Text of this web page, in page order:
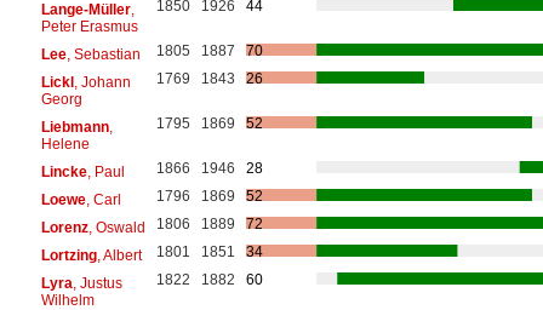
Lange-Müller,
Peter Erasmus
1850 1926 44
Lee, Sebastian 1805 1887
70
Lickl, Johann
Georg
1769 1843 26
Liebmann,
Helene
1795 1869 52
Lincke, Paul 1866 1946
28
Loewe, Carl 1796 1869
52
Lorenz, Oswald 1806 1889
72
Lortzing, Albert 1801 1851
34
Lyra , Justus
Wilhelm
1822 1882 60